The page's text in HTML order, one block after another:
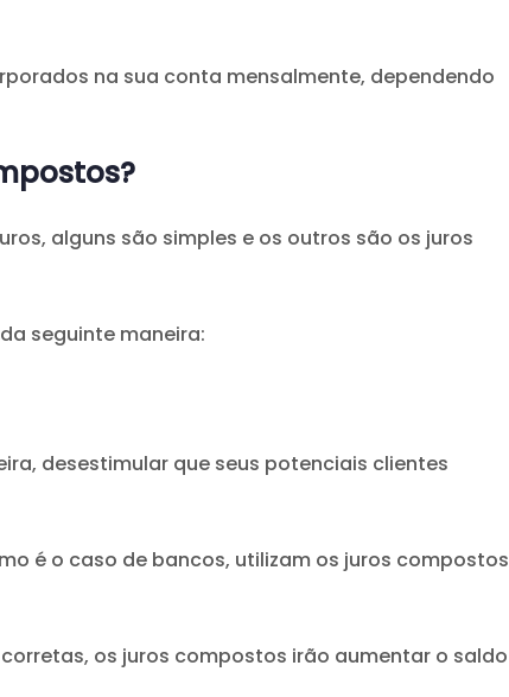
na sua conta mensalmente, dependendo
alguns são simples e os outros são os juros
seguinte maneira:
desestimular que seus potenciais clientes
é o caso de bancos, utilizam os juros compostos
os juros compostos irão aumentar o saldo